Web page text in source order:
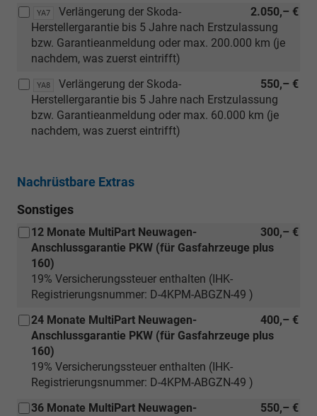
YA7 2.050,– €
Verlängerung der Skoda-
Herstellergarantie bis 5 Jahre nach Erstzulassung
bzw. Garantieanmeldung oder max. 200.000 km (je
nachdem, was zuerst eintrifft)
YA8 550,– €
Verlängerung der Skoda-
Herstellergarantie bis 5 Jahre nach Erstzulassung
bzw. Garantieanmeldung oder max. 60.000 km (je
nachdem, was zuerst eintrifft)
Nachrüstbare Extras
Sonstiges
300,– €
12 Monate MultiPart Neuwagen-
Anschlussgarantie PKW (für Gasfahrzeuge plus
160)
19% Versicherungssteuer enthalten (IHK-
Registrierungsnummer: D-4KPM-ABGZN-49 )
400,– €
24 Monate MultiPart Neuwagen-
Anschlussgarantie PKW (für Gasfahrzeuge plus
160)
19% Versicherungssteuer enthalten (IHK-
Registrierungsnummer: D-4KPM-ABGZN-49 )
550,– €
36 Monate MultiPart Neuwagen-